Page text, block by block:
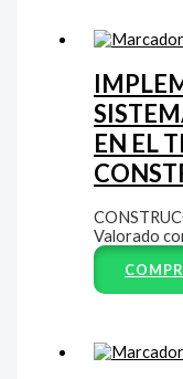
EN EL
Valorado